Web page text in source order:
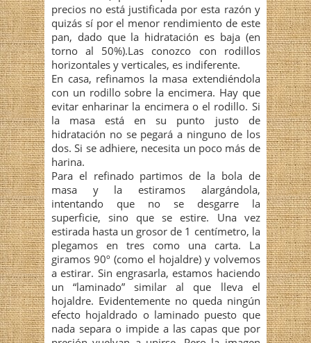
precios no está justificada por esta razón y
quizás sí por el menor rendimiento de este
pan, dado que la hidratación es baja (en
torno al 50%).Las conozco con rodillos
horizontales y verticales, es indiferente.
En casa, refinamos la masa extendiéndola
con un rodillo sobre la encimera. Hay que
evitar enharinar la encimera o el rodillo. Si
la masa está en su punto justo de
hidratación no se pegará a ninguno de los
dos. Si se adhiere, necesita un poco más de
harina.
Para el refinado partimos de la bola de
masa y la estiramos alargándola,
intentando que no se desgarre la
superficie, sino que se estire. Una vez
estirada hasta un grosor de 1 centímetro, la
plegamos en tres como una carta. La
giramos 90º (como el hojaldre) y volvemos
a estirar. Sin engrasarla, estamos haciendo
un “laminado” similar al que lleva el
hojaldre. Evidentemente no queda ningún
efecto hojaldrado o laminado puesto que
nada separa o impide a las capas que por